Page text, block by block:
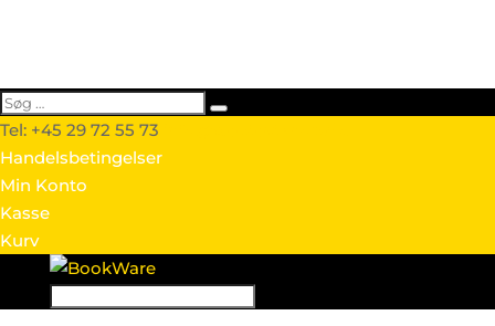
Tel: +45 29 72 55 73
Handelsbetingelser
Min Konto
Kasse
Kurv